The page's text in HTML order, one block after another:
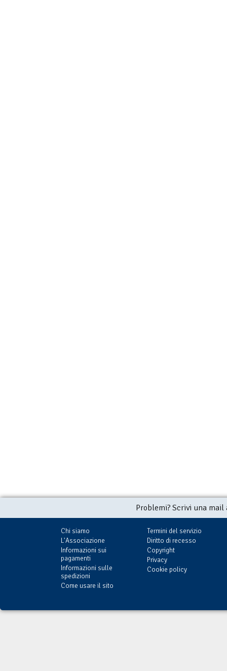
Problemi? Scrivi una
Chi siamo
L'Associazione
Informazioni sui
pagamenti
Informazioni sulle
spedizioni
Come usare il sito
Termini del servizio
Diritto di recesso
Copyright
Privacy
Cookie policy